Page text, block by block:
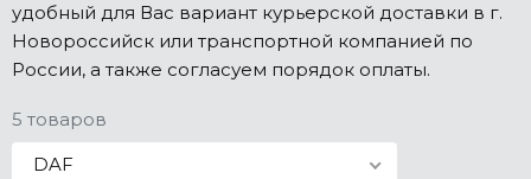
Все марки
удобный для Вас вариант курьерской доставки в г.
Новороссийск или транспортной компанией по
России, а также согласуем порядок оплаты.
5 товаров
DAF